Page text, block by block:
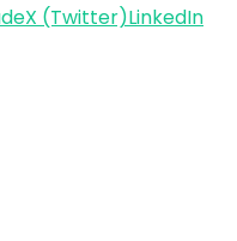
X (Twitter)LinkedIn